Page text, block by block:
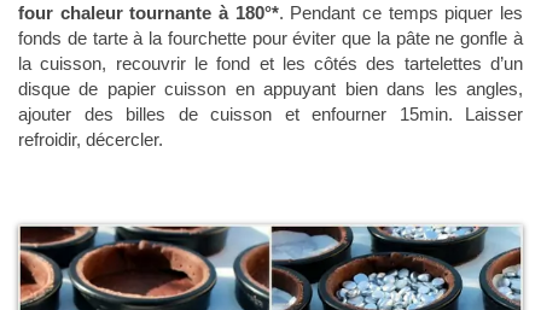
four chaleur tournante à 180°*. Pendant ce temps piquer les
fonds de tarte à la fourchette pour éviter que la pâte ne gonfle à
la cuisson, recouvrir le fond et les côtés des tartelettes d’un
disque de papier cuisson en appuyant bien dans les angles,
ajouter des billes de cuisson et enfourner 15min. Laisser
refroidir, décercler.